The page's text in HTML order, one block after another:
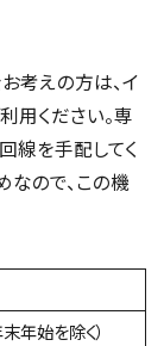
考えの方は、イ
用ください。専
線を手配してく
なので、この機
年始を除く）